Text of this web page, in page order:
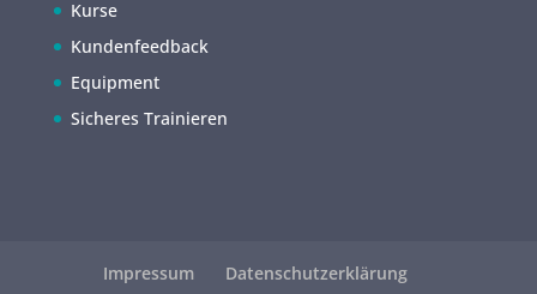
Kurse
Kundenfeedback
Equipment
Sicheres Trainieren
Impressum
Datenschutzerklärung